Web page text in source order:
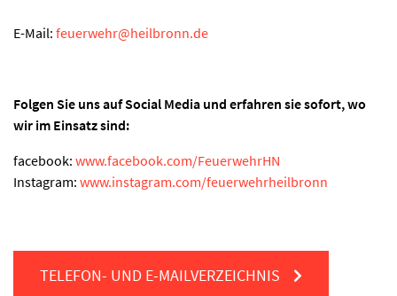
E-Mail: feuerwehr@heilbronn.de
Folgen Sie uns auf Social Media und erfahren sie sofort, wo
wir im Einsatz sind:
facebook: www.facebook.com/FeuerwehrHN
Instagram: www.instagram.com/feuerwehrheilbronn
TELEFON- UND E-MAILVERZEICHNIS